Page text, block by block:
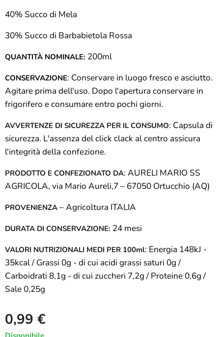
40% Succo di Mela
30% Succo di Barbabietola Rossa
QUANTITÀ NOMINALE: 200ml
CONSERVAZIONE: Conservare in luogo fresco e asciutto.
Agitare prima dell'uso. Dopo l'apertura conservare in
frigorifero e consumare entro pochi giorni.
AVVERTENZE DI SICUREZZA PER IL CONSUMO: Capsula di
sicurezza. L'assenza del click clack al centro assicura
l'integrità della confezione.
PRODOTTO E CONFEZIONATO DA: AURELI MARIO SS
AGRICOLA, via Mario Aureli,7 – 67050 Ortucchio (AQ)
PROVENIENZA – Agricoltura ITALIA
DURATA DI CONSERVAZIONE: 24 mesi
VALORI NUTRIZIONALI MEDI PER 100ml: Energia 148kJ -
35kcal / Grassi 0g - di cui acidi grassi saturi 0g /
Carboidrati 8,1g - di cui zuccheri 7,2g / Proteine 0,6g /
Sale 0,25g
0,99 €